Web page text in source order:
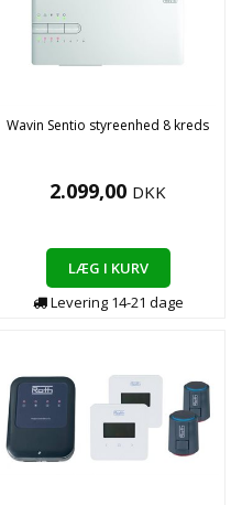
Wavin Sentio styreenhed 8 kreds
2.099,00 DKK
LÆG I KURV
Levering 14-21 dage